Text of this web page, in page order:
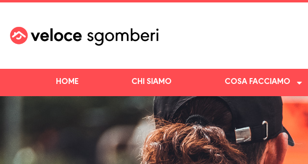
HOME CHI SIAMO COSA FACCIAMO